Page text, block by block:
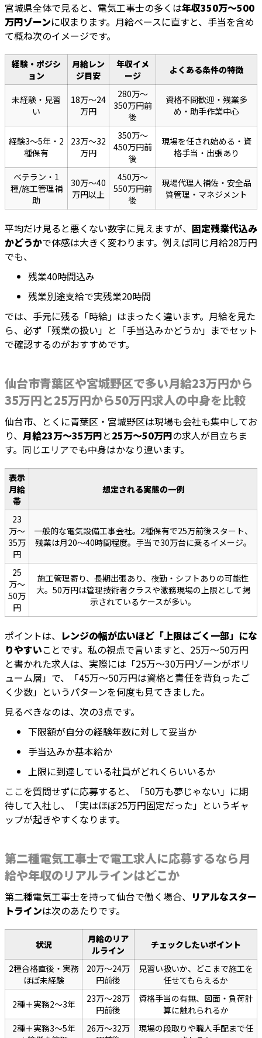
宮城県全体で見ると、電気工事士の多くは年収350万〜500
万円ゾーンに収まります。月給ベースに直すと、手当を含め
て概ね次のイメージです。
経験・ポジシ
ョン
月給レン
ジ目安
年収イメ
ージ
よくある条件の特徴
未経験・見習
い
18万〜24
万円
280万〜
350万円前
後
資格不問歓迎・残業多
め・助手作業中心
経験3〜5年・2
種保有
23万〜32
万円
350万〜
450万円前
後
現場を任され始める・資
格手当・出張あり
ベテラン・1
種/施工管理補
助
30万〜40
万円以上
450万〜
550万円前
後
現場代理人補佐・安全品
質管理・マネジメント
平均だけ見ると悪くない数字に見えますが、 固定残業代込み
かどうかで体感は大きく変わります。例えば同じ月給28万円
でも、
残業40時間込み
残業別途支給で実残業20時間
では、手元に残る「時給」はまったく違います。月給を見た
ら、必ず「残業の扱い」と「手当込みかどうか」までセット
で確認するのがおすすめです。
仙台市青葉区や宮城野区で多い月給23万円から
35万円と25万円から50万円求人の中身を比較
仙台市、とくに青葉区・宮城野区は現場も会社も集中してお
り、 月給23万〜35万円と25万〜50万円の求人が目立ちま
す。同じエリアでも中身はかなり違います。
表示
月給
帯
想定される実態の一例
23
万〜
35万
円
一般的な電気設備工事会社。2種保有で25万前後スタート、
残業は月20〜40時間程度。手当で30万台に乗るイメージ。
25
万〜
50万
円
施工管理寄り、長期出張あり、夜勤・シフトありの可能性
大。50万円は管理技術者クラスや激務現場の上限として掲
示されているケースが多い。
ポイントは、 レンジの幅が広いほど「上限はごく一部」にな
りやすいことです。私の視点で言いますと、25万〜50万円
と書かれた求人は、実際には「25万〜30万円ゾーンがボリ
ューム層」で、「45万〜50万円は資格と責任を背負ったご
く少数」というパターンを何度も見てきました。
見るべきなのは、次の3点です。
下限額が自分の経験年数に対して妥当か
手当込みか基本給か
上限に到達している社員がどれくらいいるか
ここを質問せずに応募すると、「50万も夢じゃない」に期
待して入社し、「実はほぼ25万円固定だった」というギャ
ップが起きやすくなります。
第二種電気工事士で電工求人に応募するなら月
給や年収のリアルラインはどこか
第二種電気工事士を持って仙台で働く場合、 リアルなスター
トラインは次のあたりです。
状況
月給のリア
ルライン
チェックしたいポイント
2種合格直後・実務
ほぼ未経験
20万〜24万
円前後
見習い扱いか、どこまで施工を
任せてもらえるか
2種＋実務2〜3年
23万〜28万
円前後
資格手当の有無、図面・負荷計
算に触れられるか
2種＋実務3〜5年
26万〜32万
現場の段取りや職人手配まで任